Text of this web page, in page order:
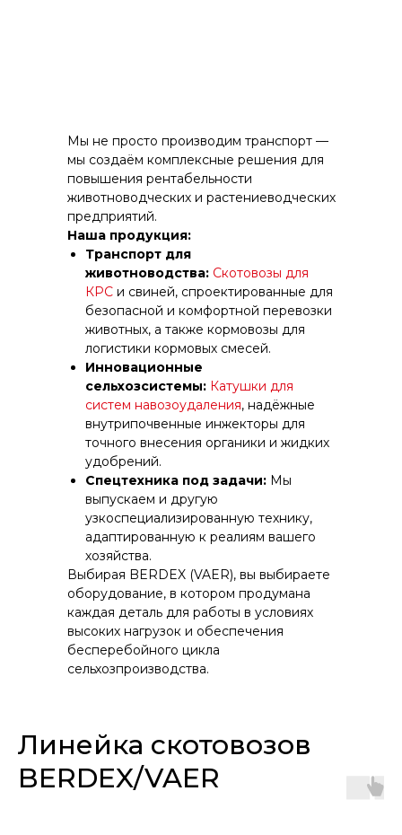
Мы не просто производим транспорт —
мы создаём комплексные решения для
повышения рентабельности
животноводческих и растениеводческих
предприятий.
Наша продукция:
Транспорт для
животноводства: Скотовозы для
КРС и свиней, спроектированные для
безопасной и комфортной перевозки
животных, а также кормовозы для
логистики кормовых смесей.
Инновационные
сельхозсистемы: Катушки для
систем навозоудаления, надёжные
внутрипочвенные инжекторы для
точного внесения органики и жидких
удобрений.
Спецтехника под задачи: Мы
выпускаем и другую
узкоспециализированную технику,
адаптированную к реалиям вашего
хозяйства.
Выбирая BERDEX (VAER), вы выбираете
оборудование, в котором продумана
каждая деталь для работы в условиях
высоких нагрузок и обеспечения
бесперебойного цикла
сельхозпроизводства.
Линейка скотовозов
BERDEX/VAER